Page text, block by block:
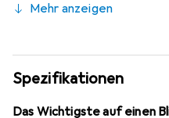
über eine spezielle
widerstandsfähig gegen
modernster Laserschnitt-
zugeschnitten, was eine
optimale Randhaftung
Mehr anzeigen
Spezifikationen
Das Wichtigste auf einen